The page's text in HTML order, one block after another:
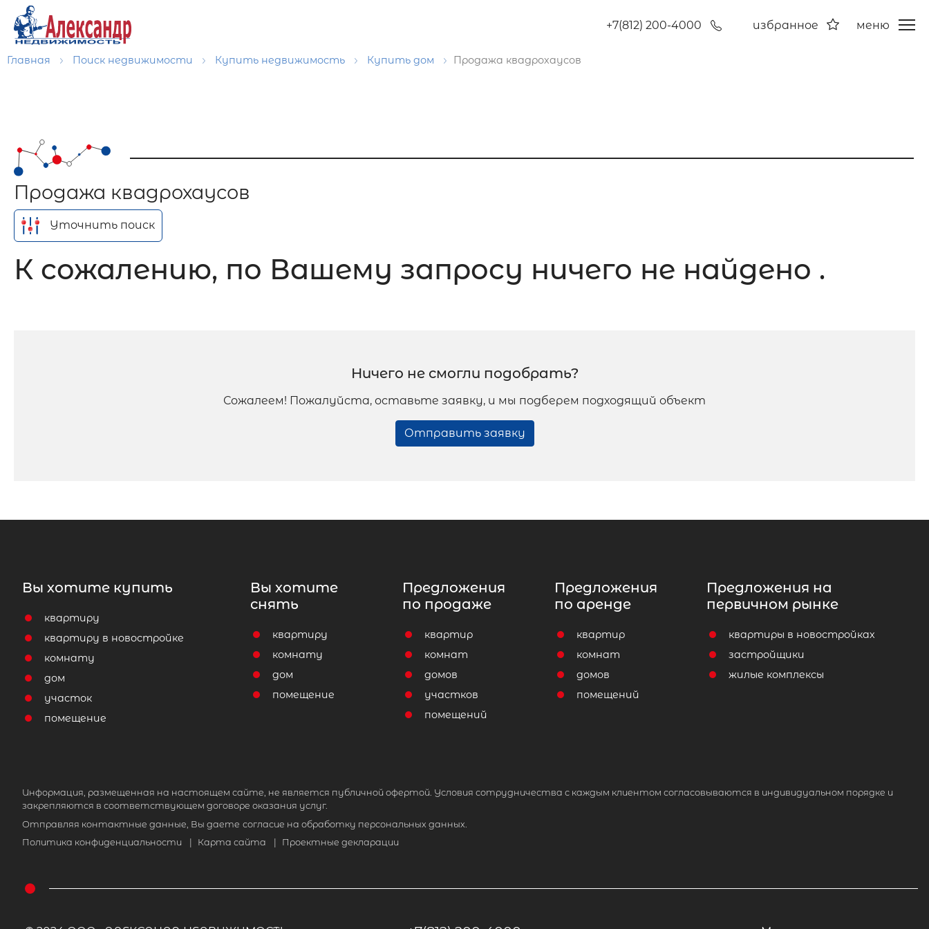
+7(812) 200-4000 избранное меню
Главная Поиск недвижимости Купить недвижимость Купить дом Продажа квадрохаусов
Продажа квадрохаусов
Уточнить поиск
К сожалению, по Вашему запросу ничего не найдено .
Ничего не смогли подобрать?
Сожалеем! Пожалуйста, оставьте заявку, и мы подберем подходящий объект
Отправить заявку
Вы хотите купить
квартиру
квартиру в новостройке
комнату
дом
участок
помещение
Вы хотите
снять
квартиру
комнату
дом
помещение
Предложения
по продаже
квартир
комнат
домов
участков
помещений
Предложения
по аренде
квартир
комнат
домов
помещений
Предложения на
первичном рынке
квартиры в новостройках
застройщики
жилые комплексы
Информация, размещенная на настоящем сайте, не является публичной офертой. Условия сотрудничества с каждым клиентом согласовываются в индивидуальном порядке и
закрепляются в соответствующем договоре оказания услуг.
Отправляя контактные данные, Вы даете согласие на обработку персональных данных.
Политика конфиденциальности
Карта сайта Проектные декларации